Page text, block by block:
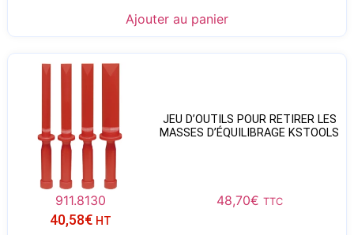
Ajouter au panier
JEU D’OUTILS POUR RETIRER LES
MASSES D’ÉQUILIBRAGE KSTOOLS
911.8130 48,70€ TTC
40,58€ HT